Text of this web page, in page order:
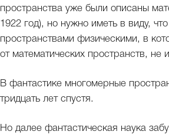
пространства уже были описаны
1922 год), но нужно иметь в виду,
пространствами физическими, в
от математических пространств,
В фантастике многомерные
тридцать лет спустя.
Но далее фантастическая наука